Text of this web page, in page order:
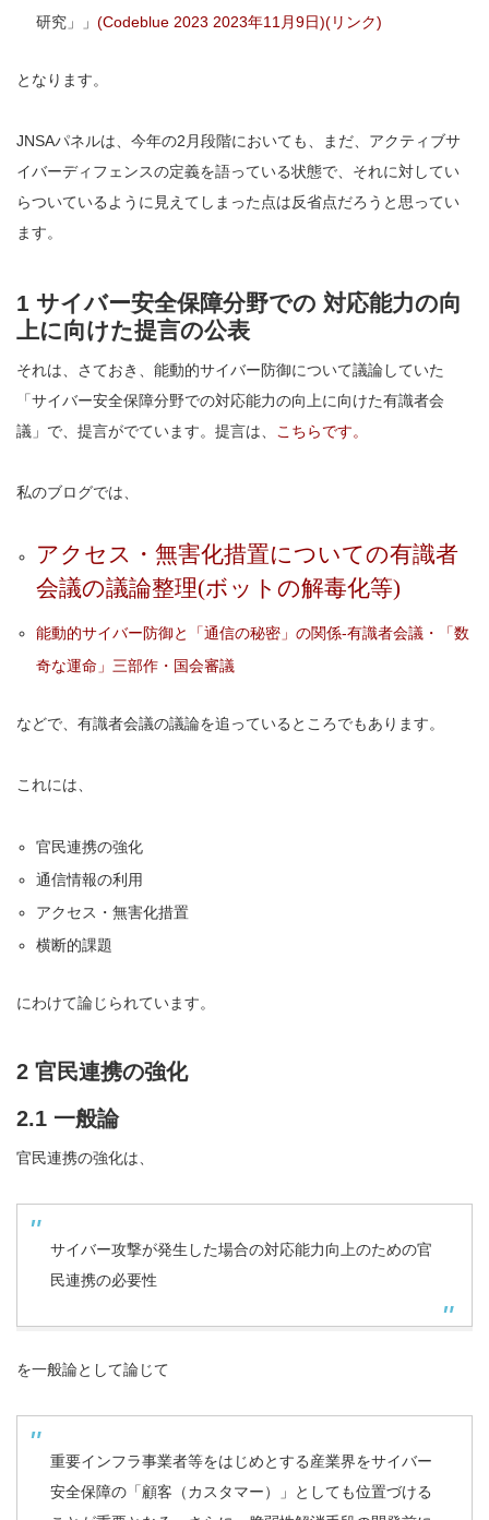
研究」」(Codeblue 2023 2023年11月9日)(リンク)
となります。
JNSAパネルは、今年の2月段階においても、まだ、アクティブサ
イバーディフェンスの定義を語っている状態で、それに対してい
らついているように見えてしまった点は反省点だろうと思ってい
ます。
1 サイバー安全保障分野での 対応能力の向
上に向けた提言の公表
それは、さておき、能動的サイバー防御について議論していた
「サイバー安全保障分野での対応能力の向上に向けた有識者会
議」で、提言がでています。提言は、
こちらです。
私のブログでは、
アクセス・無害化措置についての有識者
会議の議論整理(ボットの解毒化等)
能動的サイバー防御と「通信の秘密」の関係-有識者会議・「数
奇な運命」三部作・国会審議
などで、有識者会議の議論を追っているところでもあります。
これには、
官民連携の強化
通信情報の利用
アクセス・無害化措置
横断的課題
にわけて論じられています。
2 官民連携の強化
2.1 一般論
官民連携の強化は、
サイバー攻撃が発生した場合の対応能力向上のための官
民連携の必要性
を一般論として論じて
重要インフラ事業者等をはじめとする産業界をサイバー
安全保障の「顧客（カスタマー）」としても位置づける